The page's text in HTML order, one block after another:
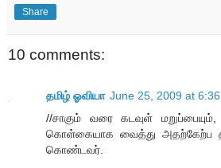
Share
10 comments:
தமிழ் ஓவியா June 25, 2009 at 6:36
//சாகும் வரை கடவுள் மறுப்பையும்,
கொள்கையாக வைத்து அதற்கேற்ப
கொண்டவர்.